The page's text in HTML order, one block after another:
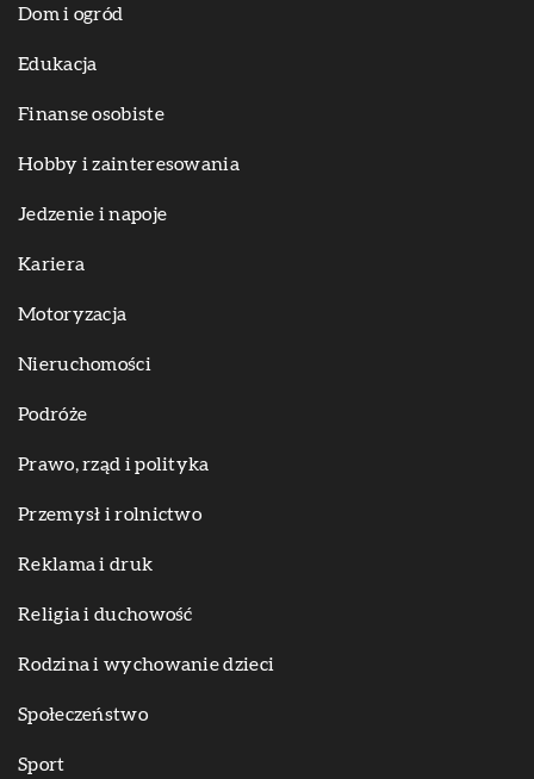
Dom i ogród
Edukacja
Finanse osobiste
Hobby i zainteresowania
Jedzenie i napoje
Kariera
Motoryzacja
Nieruchomości
Podróże
Prawo, rząd i polityka
Przemysł i rolnictwo
Reklama i druk
Religia i duchowość
Rodzina i wychowanie dzieci
Społeczeństwo
Sport